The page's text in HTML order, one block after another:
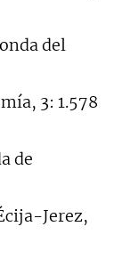
del
3: 1.578
de
Jerez,